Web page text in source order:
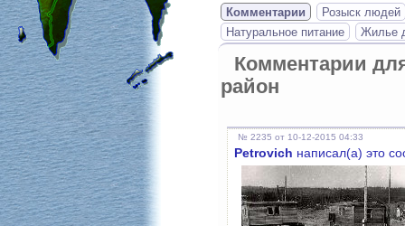
Комментарии
Розыск людей
Натуральное питание
Жилье
Комментарии
район
№ 2235 от 10-12-2015 04:33
Petrovich написал(а) это